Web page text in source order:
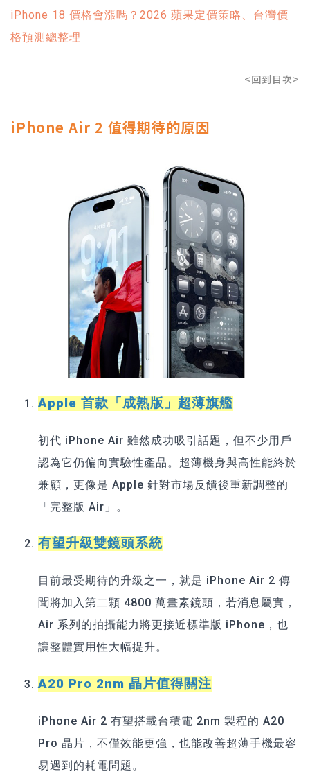
iPhone 18 價格會漲嗎？2026 蘋果定價策略、台灣價
格預測總整理
<回到目次>
iPhone Air 2 值得期待的原因
Apple 首款「成熟版」超薄旗艦
初代 iPhone Air 雖然成功吸引話題，但不少用戶
認為它仍偏向實驗性產品。超薄機身與高性能終於
兼顧，更像是 Apple 針對市場反饋後重新調整的
「完整版 Air」。
有望升級雙鏡頭系統
目前最受期待的升級之一，就是 iPhone Air 2 傳
聞將加入第二顆 4800 萬畫素鏡頭，若消息屬實，
Air 系列的拍攝能力將更接近標準版 iPhone，也
讓整體實用性大幅提升。
A20 Pro 2nm 晶片值得關注
iPhone Air 2 有望搭載台積電 2nm 製程的 A20
Pro 晶片，不僅效能更強，也能改善超薄手機最容
易遇到的耗電問題。